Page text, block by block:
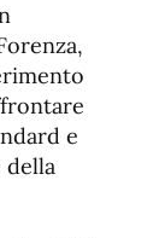
e
della